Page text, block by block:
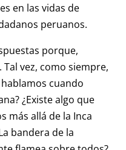
en las vidas de
peruanos.
porque,
vez, como siempre,
cuando
¿Existe algo que
más allá de la Inca
bandera de la